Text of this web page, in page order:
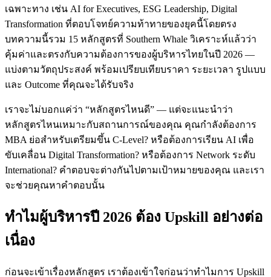
เฉพาะทาง เช่น AI for Executives, ESG Leadership, Digital
Transformation ที่ตอบโจทย์ความท้าทายของยุคนี้โดยตรง
บทความนี้รวม 15 หลักสูตรที่ Southern Whale วิเคราะห์แล้วว่า
คุ้มค่าและตรงกับความต้องการของผู้บริหารไทยในปี 2026 —
แบ่งตามวัตถุประสงค์ พร้อมเปรียบเทียบราคา ระยะเวลา รูปแบบ
และ Outcome ที่คุณจะได้รับจริง
เราจะไม่บอกแค่ว่า “หลักสูตรไหนดี” — แต่จะแนะนำว่า
หลักสูตรไหนเหมาะกับสถานการณ์ของคุณ คุณกำลังต้องการ
MBA ย่อสำหรับเตรียมขึ้น C-Level? หรือต้องการเรียน AI เพื่อ
ขับเคลื่อน Digital Transformation? หรือต้องการ Network ระดับ
International? คำตอบจะต่างกันไปตามเป้าหมายของคุณ และเรา
จะช่วยคุณหาคำตอบนั้น
ทำไมผู้บริหารปี 2026 ต้อง Upskill อย่างต่อ
เนื่อง
ก่อนจะเข้าเรื่องหลักสูตร เราต้องเข้าใจก่อนว่าทำไมการ Upskill